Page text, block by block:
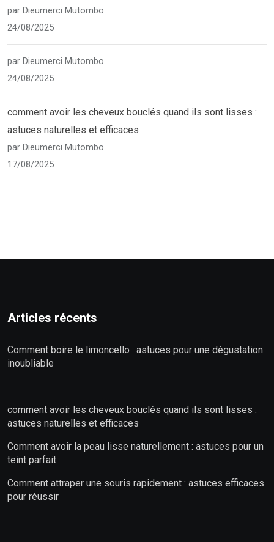
par Dieumerci Mutombo
24/08/2025
par Dieumerci Mutombo
24/08/2025
comment avoir les cheveux bouclés quand ils sont lisses :
astuces naturelles et efficaces
par Dieumerci Mutombo
17/08/2025
Articles récents
Comment boire le limoncello : astuces pour une dégustation
inoubliable
comment avoir les cheveux bouclés quand ils sont lisses :
astuces naturelles et efficaces
Comment avoir la peau lisse naturellement : astuces pour un
teint parfait
Comment attraper une souris rapidement : astuces efficaces
pour réussir